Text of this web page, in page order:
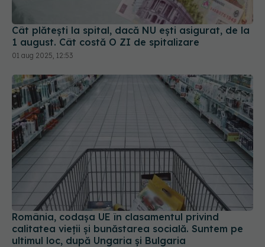
Cât plătești la spital, dacă NU ești asigurat, de la
1 august. Cât costă O ZI de spitalizare
01 aug 2025, 12:53
România, codașa UE în clasamentul privind
calitatea vieții și bunăstarea socială. Suntem pe
ultimul loc, după Ungaria și Bulgaria